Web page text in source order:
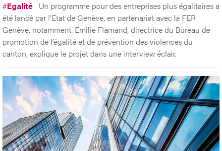
#Egalité Un programme pour des entreprises plus égalitaires a
été lancé par l’Etat de Genève, en partenariat avec la FER
Genève, notamment. Emilie Flamand, directrice du Bureau de
promotion de l’égalité et de prévention des violences du
canton, explique le projet dans une interview éclair.